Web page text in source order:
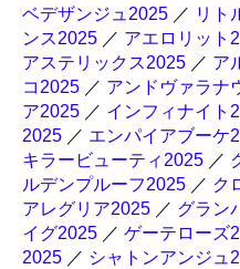
ベデザンジュ2025 ／ リト
ンス2025 ／ アエロリット
アステリックス2025 ／ ア
コ2025 ／ アンドヴァラナ
ア2025 ／ インフィナイト
2025 ／ エンパイアブーケ
キラービューティ2025 ／
ルデンプルーフ2025 ／ ク
アレグリア2025 ／ グラン
イグ2025 ／ ゲーテローズ
2025 ／ シャトンアンジュ